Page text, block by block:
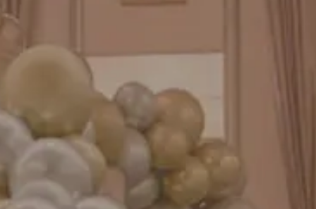
成人式バルーン特集